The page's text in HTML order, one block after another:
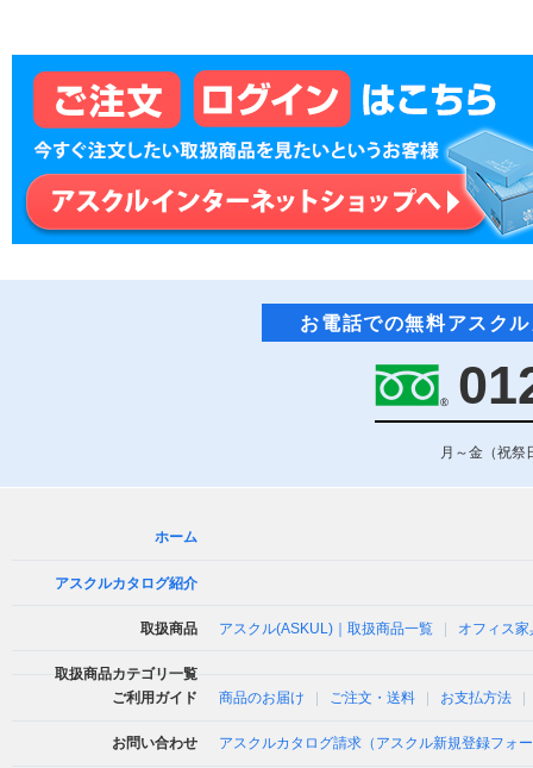
お電話での無料アスク
月～金（祝祭
ホーム
アスクルカタログ紹介
取扱商品 アスクル(ASKUL)｜取扱商品一覧 オフィス
取扱商品カテゴリ一覧
ご利用ガイド
商品のお届け ご注文・送料 お支払方法
お問い合わせ アスクルカタログ請求（アスクル新規登録フォ